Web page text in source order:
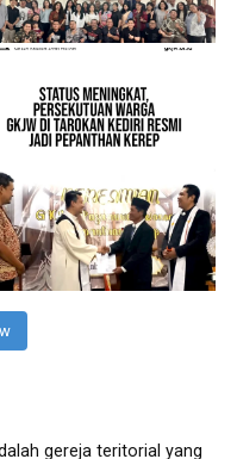
gereja teritorial yang